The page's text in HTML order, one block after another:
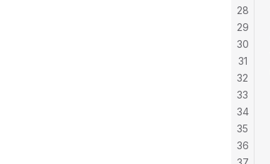
28
29
30
31
32
33
34
35
36